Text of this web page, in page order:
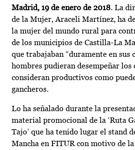
Madrid, 19 de enero de 2018. La
de la Mujer, Araceli Martínez, ha
la mujer del mundo rural para
de los municipios de Castilla-La
que trabajaban “duramente en sus
hombres pudieran desempeñar los
consideran productivos como
gancheros.
Lo ha señalado durante la
material promocional de la ‘Ruta
Tajo’ que ha tenido lugar el stand
Mancha en FITUR con motivo de